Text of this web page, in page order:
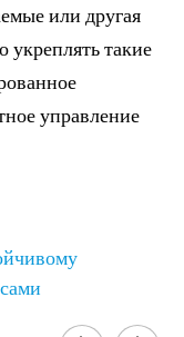
или другая
укреплять такие
управление